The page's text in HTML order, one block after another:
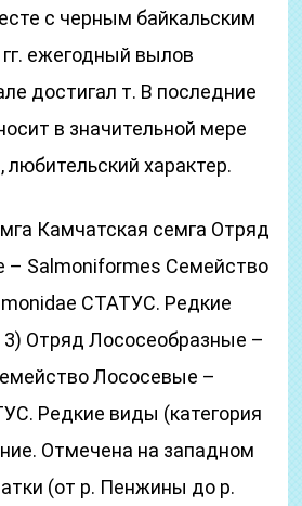
с черным байкальским
ежегодный вылов
достигал т. В последние
в значительной мере
любительский характер.
Камчатская семга Отряд
– Salmoniformes Семейство
СТАТУС. Редкие
3) Отряд Лососеобразные –
Лососевые –
Редкие виды (категория
Отмечена на западном
(от р. Пенжины до р.